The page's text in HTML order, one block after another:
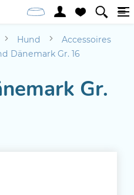
Hund
Accessoires
Dänemark Gr. 16
Gr.